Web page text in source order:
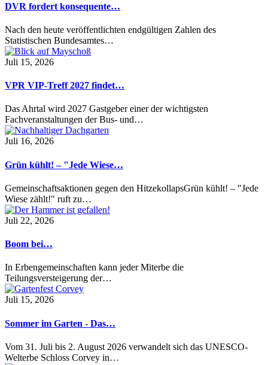
DVR fordert konsequente…
Nach den heute veröffentlichten endgültigen Zahlen des
Statistischen Bundesamtes…
Juli 15, 2026
VPR VIP-Treff 2027 findet…
Das Ahrtal wird 2027 Gastgeber einer der wichtigsten
Fachveranstaltungen der Bus- und…
Juli 16, 2026
Grün kühlt! – "Jede Wiese…
Gemeinschaftsaktionen gegen den HitzekollapsGrün kühlt! – "Jede
Wiese zählt!" ruft zu…
Juli 22, 2026
Boom bei…
In Erbengemeinschaften kann jeder Miterbe die
Teilungsversteigerung der…
Juli 15, 2026
Sommer im Garten - Das…
Vom 31. Juli bis 2. August 2026 verwandelt sich das UNESCO-
Welterbe Schloss Corvey in…